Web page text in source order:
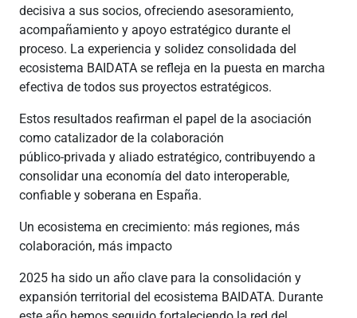
decisiva a sus socios, ofreciendo asesoramiento,
acompañamiento y apoyo estratégico durante el
proceso. La experiencia y solidez consolidada del
ecosistema BAIDATA se refleja en la puesta en marcha
efectiva de todos sus proyectos estratégicos.
Estos resultados reafirman el papel de la asociación
como catalizador de la colaboración
público‑privada y aliado estratégico, contribuyendo a
consolidar una economía del dato interoperable,
confiable y soberana en España.
Un ecosistema en crecimiento: más regiones, más
colaboración, más impacto
2025 ha sido un año clave para la consolidación y
expansión territorial del ecosistema BAIDATA. Durante